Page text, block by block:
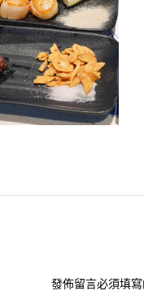
發佈留言必須填